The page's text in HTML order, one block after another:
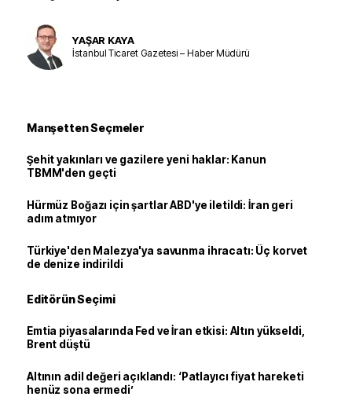
YAŞAR KAYA
İstanbul Ticaret Gazetesi – Haber Müdürü
Manşetten Seçmeler
Şehit yakınları ve gazilere yeni haklar: Kanun
TBMM'den geçti
Hürmüz Boğazı için şartlar ABD'ye iletildi: İran geri
adım atmıyor
Türkiye'den Malezya'ya savunma ihracatı: Üç korvet
de denize indirildi
Editörün Seçimi
Emtia piyasalarında Fed ve İran etkisi: Altın yükseldi,
Brent düştü
Altının adil değeri açıklandı: ‘Patlayıcı fiyat hareketi
henüz sona ermedi’